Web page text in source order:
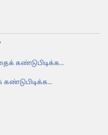
கண்டுபிடிக்க...